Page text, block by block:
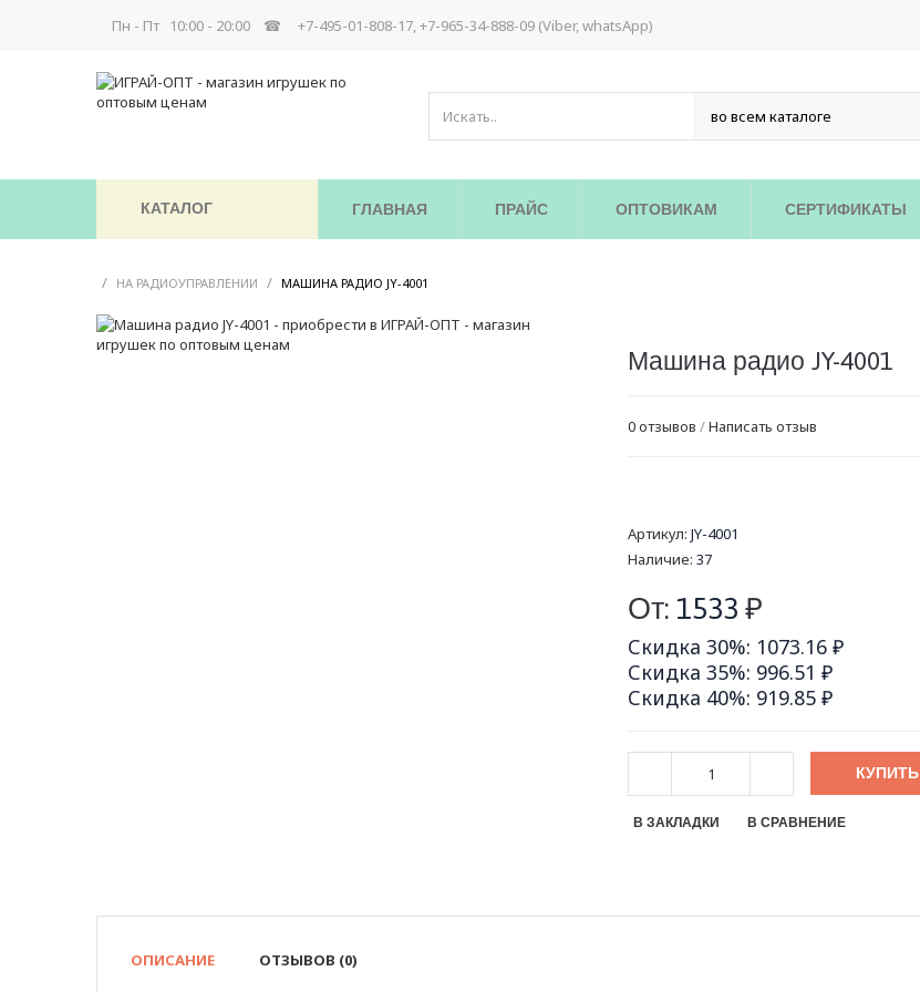
Пн - Пт 10:00 - 20:00 ☎ +7-495-01-808-17, +7-965-34-888-09 (Viber, whatsApp)
КАТАЛОГ ГЛАВНАЯ ПРАЙС ОПТОВИКАМ СЕРТИФИКАТЫ
/ НА РАДИОУПРАВЛЕНИИ / МАШИНА РАДИО JY-4001
Машина радио JY-4001
0 отзывов /Написать отзыв
Артикул: JY-4001
Наличие: 37
От: 1533 ₽
Скидка 30%: 1073.16 ₽
Скидка 35%: 996.51 ₽
Скидка 40%: 919.85 ₽
КУПИТЬ
В ЗАКЛАДКИ В СРАВНЕНИЕ
ОПИСАНИЕ ОТЗЫВОВ (0)